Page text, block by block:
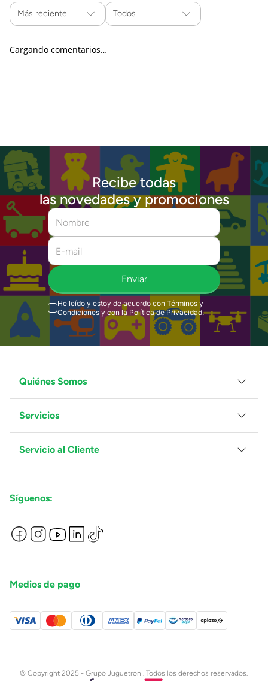
Más reciente Todos
Cargando comentarios…
Recibe todas
las novedades y promociones
Enviar
He leído y estoy de acuerdo con Términos y
Condiciones y con la Política de Privacidad.
Quiénes Somos
Grupo Juguetron
Localiza tu tienda
Blog
Servicios
Facturación
Proveedores
Servicio al Cliente
Preguntas Frecuentes
Términos y Condiciones
Devoluciones de Compras en Línea
Síguenos:
Medios de pago
© Copyright 2025 - Grupo Juguetron . Todos los derechos reservados.